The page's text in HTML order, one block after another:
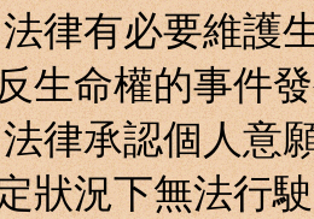
必要維護生
生命權的事件
認個人意願
狀況下無法行